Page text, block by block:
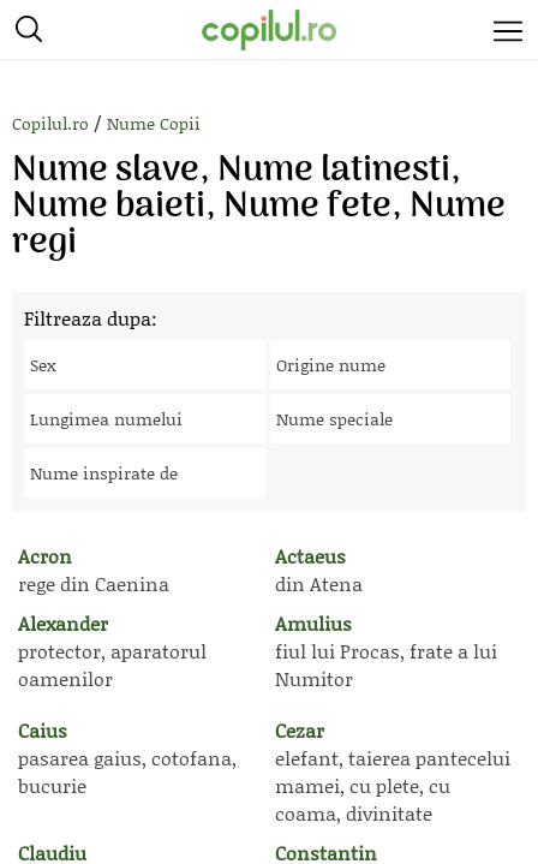
Copilul.ro / Nume Copii
Nume slave, Nume latinesti,
Nume baieti, Nume fete, Nume
regi
Filtreaza dupa:
Sex Origine nume
Lungimea numelui Nume speciale
Nume inspirate de
Acron
rege din Caenina
Actaeus
din Atena
Alexander
protector, aparatorul
oamenilor
Amulius
fiul lui Procas, frate a lui
Numitor
Caius
pasarea gaius, cotofana,
bucurie
Cezar
elefant, taierea pantecelui
mamei, cu plete, cu
coama, divinitate
Claudiu
Constantin